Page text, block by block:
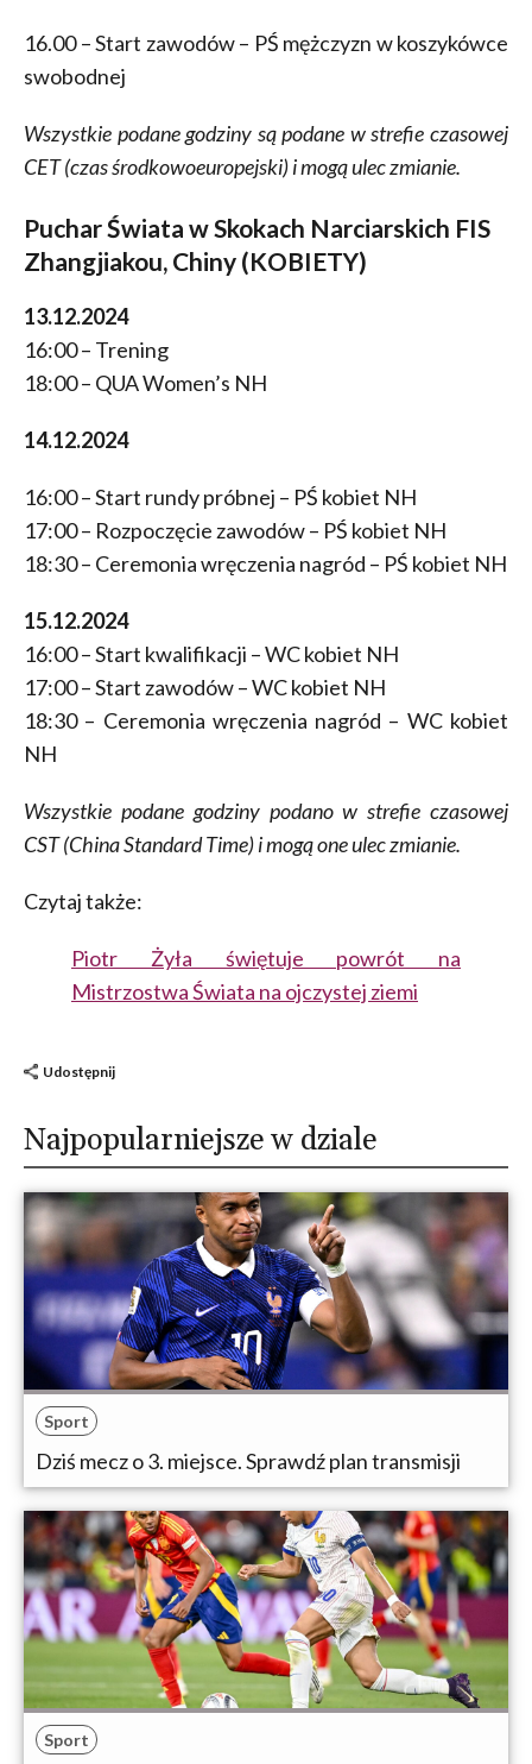
16.00 – Start zawodów – PŚ mężczyzn w koszykówce
swobodnej
Wszystkie podane godziny są podane w strefie czasowej
CET (czas środkowoeuropejski) i mogą ulec zmianie.
Puchar Świata w Skokach Narciarskich FIS
Zhangjiakou, Chiny (KOBIETY)
13.12.2024
16:00 – Trening
18:00 – QUA Women’s NH
14.12.2024
16:00 – Start rundy próbnej – PŚ kobiet NH
17:00 – Rozpoczęcie zawodów – PŚ kobiet NH
18:30 – Ceremonia wręczenia nagród – PŚ kobiet NH
15.12.2024
16:00 – Start kwalifikacji – WC kobiet NH
17:00 – Start zawodów – WC kobiet NH
18:30 – Ceremonia wręczenia nagród – WC kobiet
NH
Wszystkie podane godziny podano w strefie czasowej
CST (China Standard Time) i mogą one ulec zmianie.
Czytaj także:
Piotr Żyła świętuje powrót na
Mistrzostwa Świata na ojczystej ziemi
Udostępnij
Najpopularniejsze w dziale
Sport
Dziś mecz o 3. miejsce. Sprawdź plan transmisji
Sport